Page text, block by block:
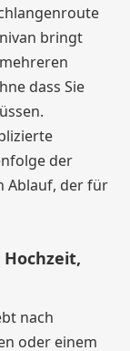
bringt
dass Sie
der
Ablauf, der für
nach
oder einem